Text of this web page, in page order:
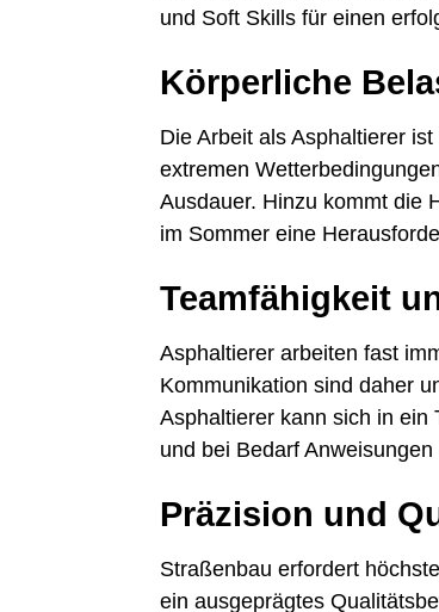
und Soft Skills für einen
Körperliche
Die Arbeit als Asphaltierer
extremen
Ausdauer. Hinzu kommt die
im Sommer eine
Teamfähigkeit
Asphaltierer arbeiten fast
Kommunikation sind daher
Asphaltierer kann sich in ein
und bei Bedarf Anweisungen
Präzision und
Straßenbau erfordert
ein ausgeprägtes